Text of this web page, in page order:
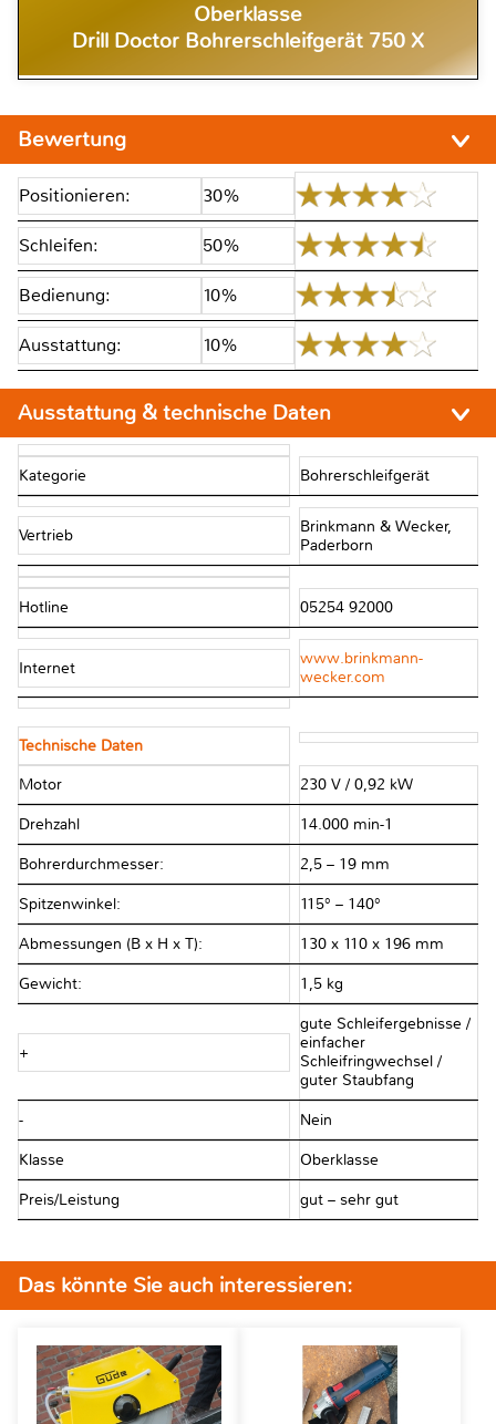
Oberklasse
Drill Doctor Bohrerschleifgerät 750 X
Bewertung
Positionieren: 30%
Schleifen: 50%
Bedienung: 10%
Ausstattung: 10%
Ausstattung & technische Daten
Kategorie Bohrerschleifgerät
Vertrieb
Brinkmann & Wecker,
Paderborn
Hotline 05254 92000
Internet
www.brinkmann-
wecker.com
Technische Daten
Motor 230 V / 0,92 kW
Drehzahl 14.000 min-1
Bohrerdurchmesser: 2,5 – 19 mm
Spitzenwinkel: 115° – 140°
Abmessungen (B x H x T): 130 x 110 x 196 mm
Gewicht: 1,5 kg
+
gute Schleifergebnisse /
einfacher
Schleifringwechsel /
guter Staubfang
- Nein
Klasse Oberklasse
Preis/Leistung gut – sehr gut
Das könnte Sie auch interessieren: